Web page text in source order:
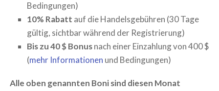
Bedingungen)
10% Rabatt auf die Handelsgebühren (30 Tage
gültig, sichtbar während der Registrierung)
Bis zu 40 $ Bonusnach einer Einzahlung von 400 $
(mehr Informationen und Bedingungen)
Alle oben genannten Boni sind diesen Monat